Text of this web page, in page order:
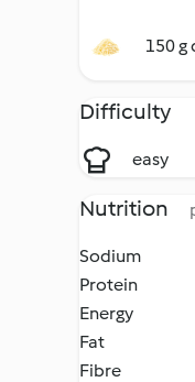
150 g
Difficulty
easy
Nutrition
Sodium
Protein
Energy
Fat
Fibre